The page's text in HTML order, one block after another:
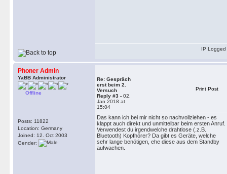
IP Logged
Phoner Admin
YaBB Administrator
Offline
Posts: 11822
Location: Germany
Joined: 12. Oct 2003
Gender:
Re: Gespräch
erst beim 2.
Versuch
Reply #3 - 02.
Jan 2018 at
15:04
Print Post
Das kann ich bei mir nicht so nachvollziehen - es
klappt auch direkt und unmittelbar beim ersten Anruf.
Verwendest du irgendwelche drahtlose (.z.B.
Bluetooth) Kopfhörer? Da gibt es Geräte, welche
sehr lange benötigen, ehe diese aus dem Standby
aufwachen.